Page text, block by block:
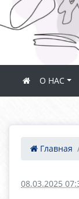
О НАС
Главная
08.03.2025